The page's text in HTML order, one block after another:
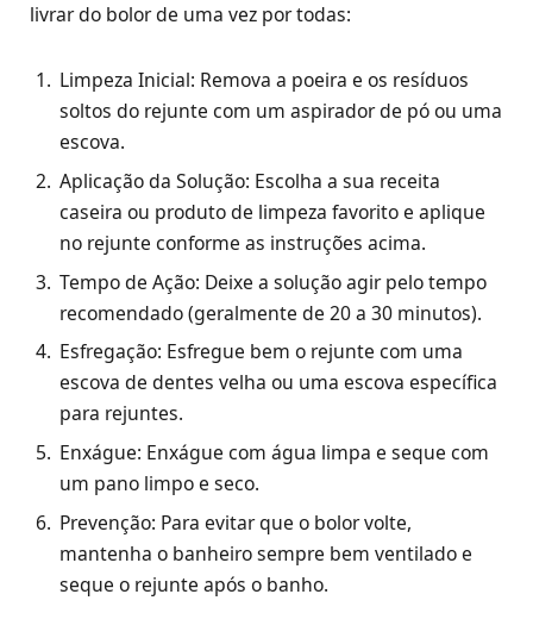
livrar do bolor de uma vez por todas:
Limpeza Inicial: Remova a poeira e os resíduos
soltos do rejunte com um aspirador de pó ou uma
escova.
Aplicação da Solução: Escolha a sua receita
caseira ou produto de limpeza favorito e aplique
no rejunte conforme as instruções acima.
Tempo de Ação: Deixe a solução agir pelo tempo
recomendado (geralmente de 20 a 30 minutos).
Esfregação: Esfregue bem o rejunte com uma
escova de dentes velha ou uma escova específica
para rejuntes.
Enxágue: Enxágue com água limpa e seque com
um pano limpo e seco.
Prevenção: Para evitar que o bolor volte,
mantenha o banheiro sempre bem ventilado e
seque o rejunte após o banho.